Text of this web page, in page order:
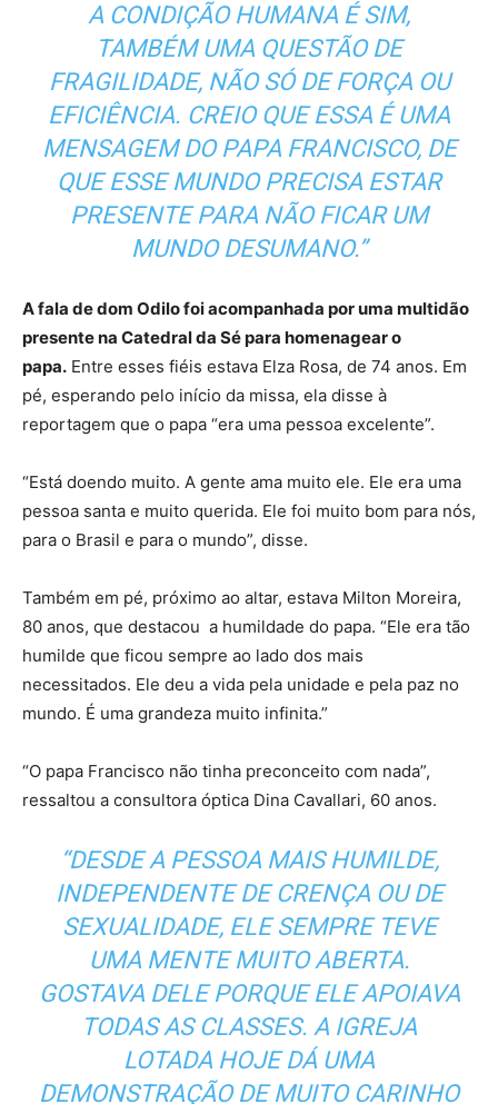
A CONDIÇÃO HUMANA É SIM,
TAMBÉM UMA QUESTÃO DE
FRAGILIDADE, NÃO SÓ DE FORÇA OU
EFICIÊNCIA. CREIO QUE ESSA É UMA
MENSAGEM DO PAPA FRANCISCO, DE
QUE ESSE MUNDO PRECISA ESTAR
PRESENTE PARA NÃO FICAR UM
MUNDO DESUMANO.”
A fala de dom Odilo foi acompanhada por uma multidão
presente na Catedral da Sé para homenagear o
papa. Entre esses fiéis estava Elza Rosa, de 74 anos. Em
pé, esperando pelo início da missa, ela disse à
reportagem que o papa “era uma pessoa excelente”.
“Está doendo muito. A gente ama muito ele. Ele era uma
pessoa santa e muito querida. Ele foi muito bom para nós,
para o Brasil e para o mundo”, disse.
Também em pé, próximo ao altar, estava Milton Moreira,
80 anos, que destacou a humildade do papa. “Ele era tão
humilde que ficou sempre ao lado dos mais
necessitados. Ele deu a vida pela unidade e pela paz no
mundo. É uma grandeza muito infinita.”
“O papa Francisco não tinha preconceito com nada”,
ressaltou a consultora óptica Dina Cavallari, 60 anos.
“DESDE A PESSOA MAIS HUMILDE,
INDEPENDENTE DE CRENÇA OU DE
SEXUALIDADE, ELE SEMPRE TEVE
UMA MENTE MUITO ABERTA.
GOSTAVA DELE PORQUE ELE APOIAVA
TODAS AS CLASSES. A IGREJA
LOTADA HOJE DÁ UMA
DEMONSTRAÇÃO DE MUITO CARINHO